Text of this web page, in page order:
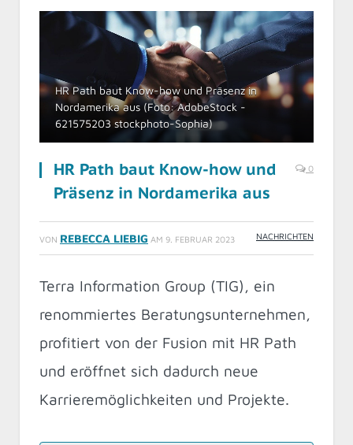
HR Path baut Know-how und Präsenz in
Nordamerika aus (Foto: AdobeStock -
621575203 stockphoto-Sophia)
HR Path baut Know-how und
Präsenz in Nordamerika aus
0
VON REBECCA LIEBIG AM 9. FEBRUAR 2023 NACHRICHTEN
Terra Information Group (TIG), ein
renommiertes Beratungsunternehmen,
profitiert von der Fusion mit HR Path
und eröffnet sich dadurch neue
Karrieremöglichkeiten und Projekte.